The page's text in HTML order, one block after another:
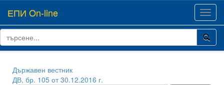
ЕПИ On-line
Държавен вестник
ДВ, бр. 105 от 30.12.2016 г.